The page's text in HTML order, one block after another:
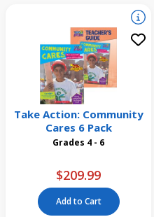
Take Action: Community
Cares 6 Pack
Grades 4 - 6
$209.99
Add to Cart